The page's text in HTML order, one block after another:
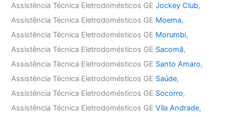
Assistência Técnica Eletrodomésticos GEJockey Club,
Assistência Técnica Eletrodomésticos GE Moema,
Assistência Técnica Eletrodomésticos GE Morumbi,
Assistência Técnica Eletrodomésticos GE Sacomã,
Assistência Técnica Eletrodomésticos GE Santo Amaro,
Assistência Técnica Eletrodomésticos GE Saúde,
Assistência Técnica Eletrodomésticos GE Socorro,
Assistência Técnica Eletrodomésticos GEVila Andrade,